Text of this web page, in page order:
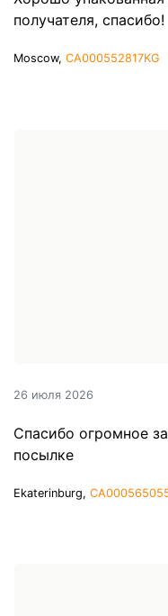
получателя, спасибо!
Moscow, CA000552817KG
26 июля 2026
Спасибо огромное
посылке
Ekaterinburg,